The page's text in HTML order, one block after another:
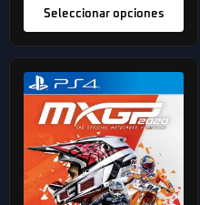
Seleccionar opciones